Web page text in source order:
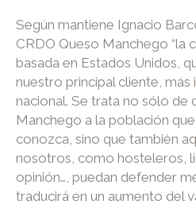
Según mantiene Ignacio
CRDO Queso Manchego “la
basada en Estados Unidos,
nuestro principal cliente,
nacional. Se trata no sólo de
Manchego a la población
conozca, sino que también
nosotros, como hosteleros,
opinión…, puedan defender
traducirá en un aumento del